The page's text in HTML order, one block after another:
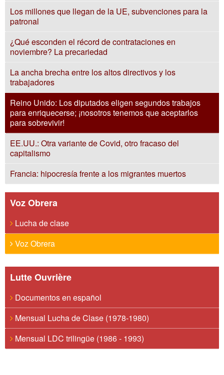
Los millones que llegan de la UE, subvenciones para la
patronal
¿Qué esconden el récord de contrataciones en
noviembre? La precariedad
La ancha brecha entre los altos directivos y los
trabajadores
Reino Unido: Los diputados eligen segundos trabajos
para enriquecerse; ¡nosotros tenemos que aceptarlos
para sobrevivir!
EE.UU.: Otra variante de Covid, otro fracaso del
capitalismo
Francia: hipocresía frente a los migrantes muertos
Voz Obrera
Lucha de clase
Voz Obrera
Lutte Ouvrière
Documentos en español
Mensual Lucha de Clase (1978-1980)
Mensual LDC trilingüe (1986 - 1993)